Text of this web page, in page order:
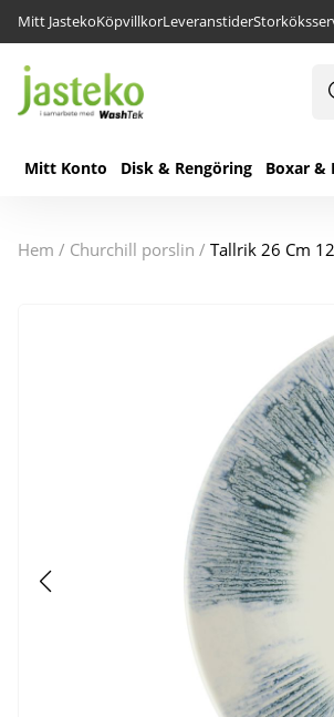
Mitt JastekoKöpvillkorLeveranstider
Mitt Konto Disk & Rengöring Boxar &
hem / churchill porslin / Tallrik 26 Cm